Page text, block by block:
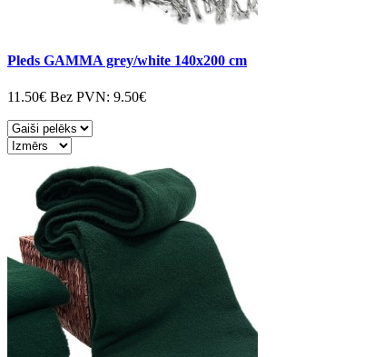
Pleds GAMMA grey/white 140x200 cm
11.50€ Bez PVN: 9.50€